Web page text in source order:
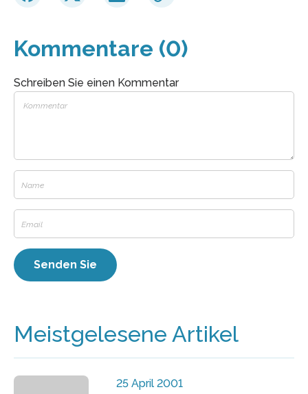
Kommentare (0)
Schreiben Sie einen Kommentar
Meistgelesene Artikel
25 April 2001